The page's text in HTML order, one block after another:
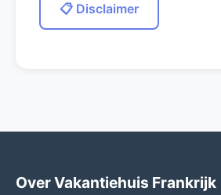
📋 Disclaimer
Over Vakantiehuis Frankrijk